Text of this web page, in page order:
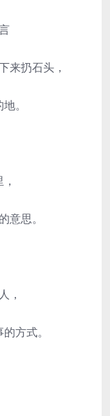
来扔石头，
。
意思。
，
方式。